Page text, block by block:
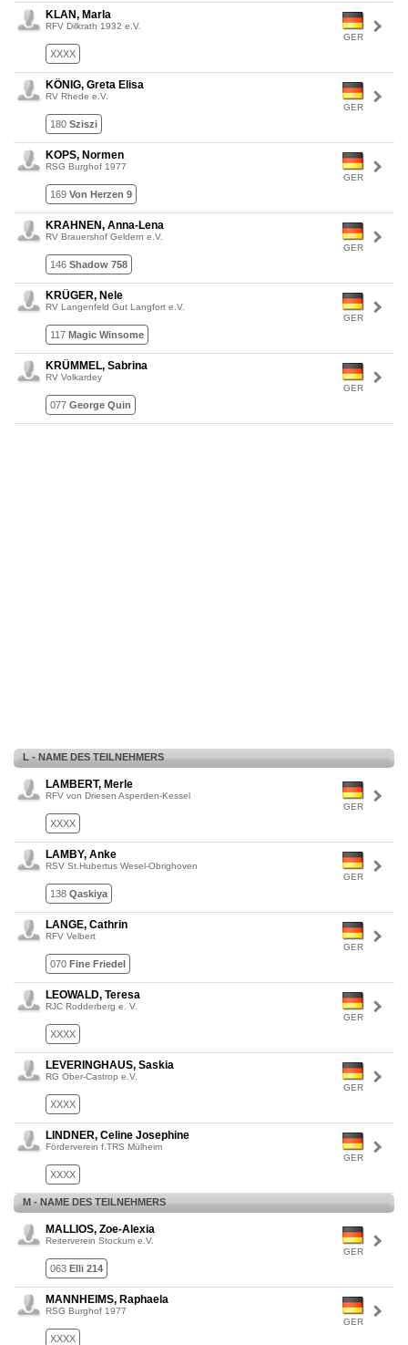
GER
KLAN, Marla
RFV Dilkrath 1932 e.V.
XXXX
GER
KÖNIG, Greta Elisa
RV Rhede e.V.
180 Sziszi
GER
KOPS, Normen
RSG Burghof 1977
169 Von Herzen 9
GER
KRAHNEN, Anna-Lena
RV Brauershof Geldern e.V.
146 Shadow 758
GER
KRÜGER, Nele
RV Langenfeld Gut Langfort e.V.
117 Magic Winsome
GER
KRÜMMEL, Sabrina
RV Volkardey
077 George Quin
L - NAME DES TEILNEHMERS
GER
LAMBERT, Merle
RFV von Driesen Asperden-Kessel
XXXX
GER
LAMBY, Anke
RSV St.Hubertus Wesel-Obrighoven
138 Qaskiya
GER
LANGE, Cathrin
RFV Velbert
070 Fine Friedel
GER
LEOWALD, Teresa
RJC Rodderberg e. V.
XXXX
GER
LEVERINGHAUS, Saskia
RG Ober-Castrop e.V.
XXXX
GER
LINDNER, Celine Josephine
Förderverein f.TRS Mülheim
XXXX
M - NAME DES TEILNEHMERS
GER
MALLIOS, Zoe-Alexia
Reiterverein Stockum e.V.
063 Elli 214
GER
MANNHEIMS, Raphaela
RSG Burghof 1977
XXXX